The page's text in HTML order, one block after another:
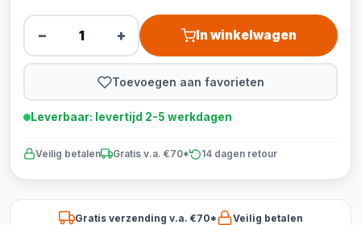
− + In winkelwagen
Toevoegen aan favorieten
Leverbaar: levertijd 2-5 werkdagen
Veilig betalen Gratis v.a. €70* 14 dagen retour
Gratis verzending v.a. €70*
Veilig betalen